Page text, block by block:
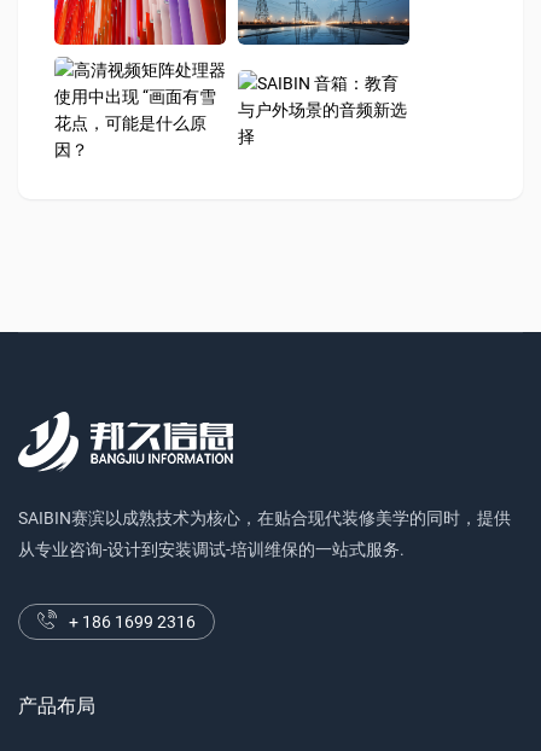
SAIBIN赛滨以成熟技术为核心，在贴合现代装修美学的同时，提供
从专业咨询-设计到安装调试-培训维保的一站式服务.
+ 186 1699 2316
产品布局